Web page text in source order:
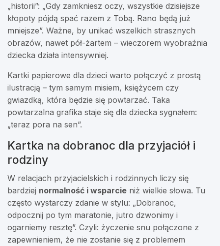
„historii”: „Gdy zamkniesz oczy, wszystkie dzisiejsze
kłopoty pójdą spać razem z Tobą. Rano będą już
mniejsze”. Ważne, by unikać wszelkich strasznych
obrazów, nawet pół-żartem – wieczorem wyobraźnia
dziecka działa intensywniej.
Kartki papierowe dla dzieci warto połączyć z prostą
ilustracją – tym samym misiem, księżycem czy
gwiazdką, która będzie się powtarzać. Taka
powtarzalna grafika staje się dla dziecka sygnałem:
„teraz pora na sen”.
Kartka na dobranoc dla przyjaciół i
rodziny
W relacjach przyjacielskich i rodzinnych liczy się
bardziej normalność i wsparcie niż wielkie słowa. Tu
często wystarczy zdanie w stylu: „Dobranoc,
odpocznij po tym maratonie, jutro dzwonimy i
ogarniemy resztę”. Czyli: życzenie snu połączone z
zapewnieniem, że nie zostanie się z problemem